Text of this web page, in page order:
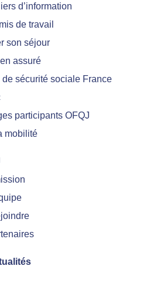
d’information
de travail
son séjour
assuré
de sécurité sociale France
participants OFQJ
mobilité